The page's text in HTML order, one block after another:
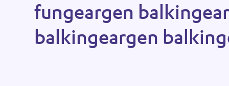
fungeargen ba kingear
ba kingeargen ba king